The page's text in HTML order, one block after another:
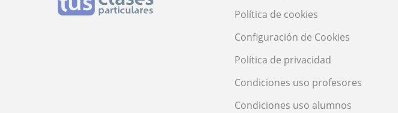
Política de cookies
Configuración de Cookies
Política de privacidad
Condiciones uso profesores
Condiciones uso alumnos